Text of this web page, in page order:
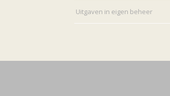
Uitgaven in eigen beheer